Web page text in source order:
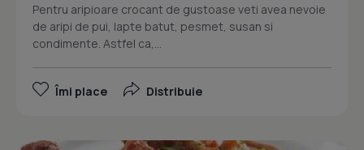
Pentru aripioare crocant de gustoase veti avea nevoie
de aripi de pui, lapte batut, pesmet, susan si
condimente. Astfel ca,...
Îmi place Distribuie